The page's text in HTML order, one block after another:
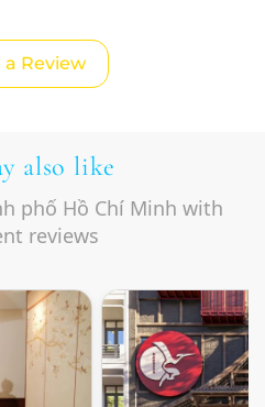
Review
also like
phố Hồ Chí Minh with
reviews